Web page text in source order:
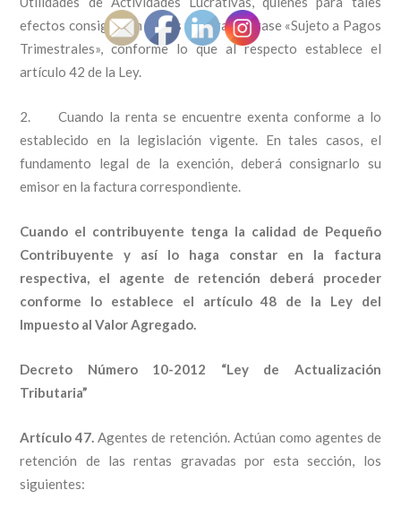
efectos consignarán en sus facturas la frase «Sujeto a Pagos
Trimestrales», conforme lo que al respecto establece el
artículo 42 de la Ley.
2. Cuando la renta se encuentre exenta conforme a lo
establecido en la legislación vigente. En tales casos, el
fundamento legal de la exención, deberá consignarlo su
emisor en la factura correspondiente.
Cuando el contribuyente tenga la calidad de Pequeño
Contribuyente y así lo haga constar en la factura
respectiva, el agente de retención deberá proceder
conforme lo establece el artículo 48 de la Ley del
Impuesto al Valor Agregado.
Decreto Número 10-2012 “Ley de Actualización
Tributaria”
Artículo 47. Agentes de retención. Actúan como agentes de
retención de las rentas gravadas por esta sección, los
siguientes: